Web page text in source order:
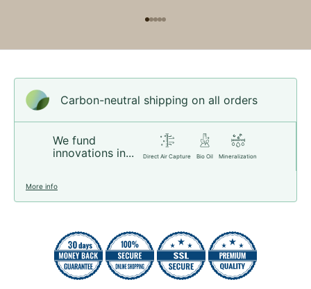
Carbon-neutral shipping on all orders
We fund
innovations in...
Direct Air Capture Bio Oil Mineralization
More info